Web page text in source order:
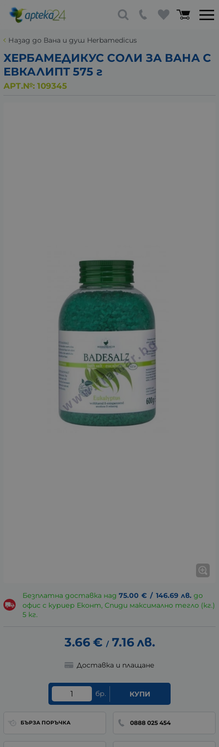
Назад до Вана и душ Herbamedicus
ХЕРБАМЕДИКУС СОЛИ ЗА ВАНА С
ЕВКАЛИПТ 575 г
АРТ.№: 109345
Безплатна доставка над 75.00 € / 146.69 лв. до
офис с куриер Еконт, Спиди максимално тегло (кг.)
5 кг.
3.66 € / 7.16 лв.
Доставка и плащане
бр. КУПИ
БЪРЗА ПОРЪЧКА 0888 025 454